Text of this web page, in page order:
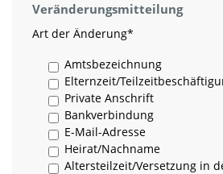
Veränderungsmitteilung
Art der Änderung*
Amtsbezeichnung
Elternzeit/
Private Anschrift
Bankverbindung
E-Mail-Adresse
Heirat/Nachname
Altersteilzeit/Versetzung in